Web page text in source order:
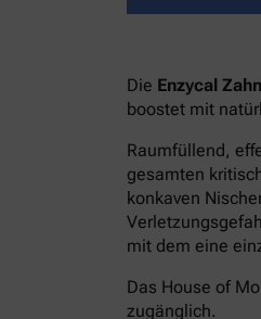
Die Enzycal
boostet mit
Raumfüllend,
gesamten
konkaven
mit dem eine
Das House of
zugänglich.